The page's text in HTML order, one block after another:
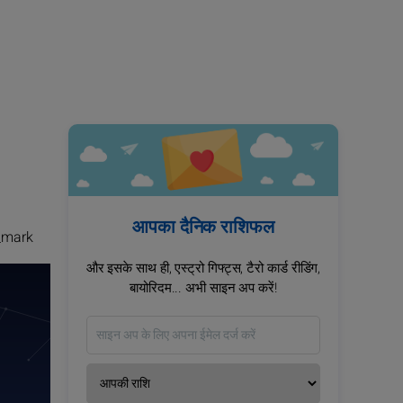
आपका दैनिक राशिफल
और इसके साथ ही, एस्ट्रो गिफ्ट्स, टैरो कार्ड रीडिंग,
बायोरिदम... अभी साइन अप करें!